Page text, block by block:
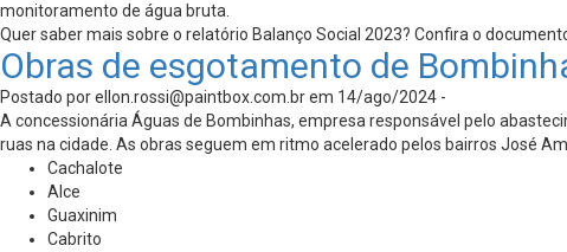
monitoramento de água bruta.
Quer saber mais sobre o relatório Balanço Social 2023? Confira o
Obras de esgotamento de
Postado porellon.rossi@paintbox.com.brem 14/ago/2024 -
A concessionária Águas de Bombinhas, empresa responsável pelo
ruas na cidade. As obras seguem em ritmo acelerado pelos bairros José
Cachalote
Alce
Guaxinim
Cabrito